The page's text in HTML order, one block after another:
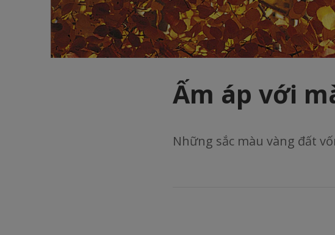
Ấm áp với
Những sắc màu vàng đất